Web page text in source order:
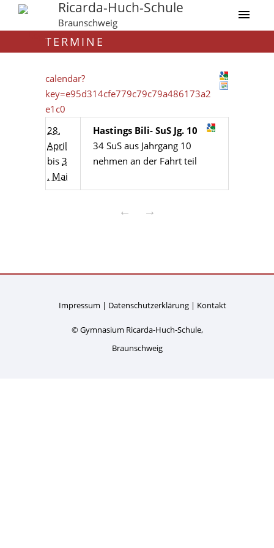
Ricarda-Huch-Schule
Braunschweig
TERMINE
calendar?
key=e95d314cfe779c79c79a486173a2
e1c0
28.
April
bis 3
. Mai
Hastings Bili- SuS Jg. 10
34 SuS aus Jahrgang 10
nehmen an der Fahrt teil
← →
Impressum Datenschutzerklärung Kontakt
© Gymnasium Ricarda-Huch-Schule,
Braunschweig